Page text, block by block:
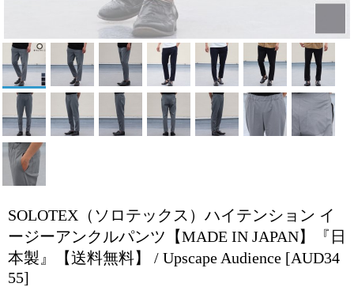
SOLOTEX（ソロテックス）ハイテンション イ
ージーアンクルパンツ【MADE IN JAPAN】『日
本製』【送料無料】 / Upscape Audience [AUD34
55]